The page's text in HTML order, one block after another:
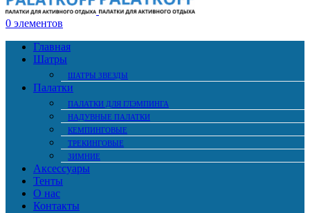
0 элементов
Главная
Шатры
ШАТРЫ ЗВЕЗДЫ
Палатки
ПАЛАТКИ ДЛЯ ГЛЭМПИНГА
НАДУВНЫЕ ПАЛАТКИ
КЕМПИНГОВЫЕ
ТРЕКИНГОВЫЕ
ЗИМНИЕ
Аксессуары
Тенты
О нас
Контакты